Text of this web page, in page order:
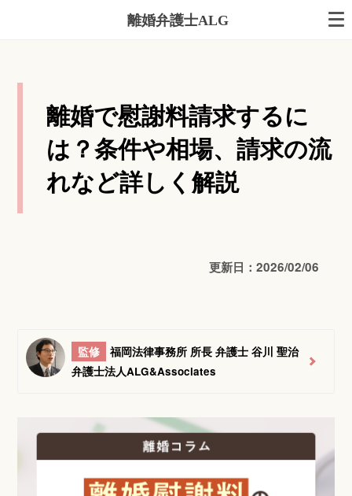
離婚弁護士ALG
離婚で慰謝料請求するに
は？条件や相場、請求の流
れなど詳しく解説
更新日：2026/02/06
監修
福岡法律事務所 所長 弁護士 谷川 聖治
弁護士法人ALG&Associates